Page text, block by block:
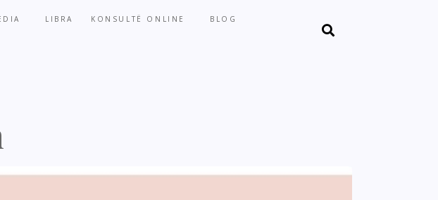
LIBRA KONSULTË ONLINE BLOG